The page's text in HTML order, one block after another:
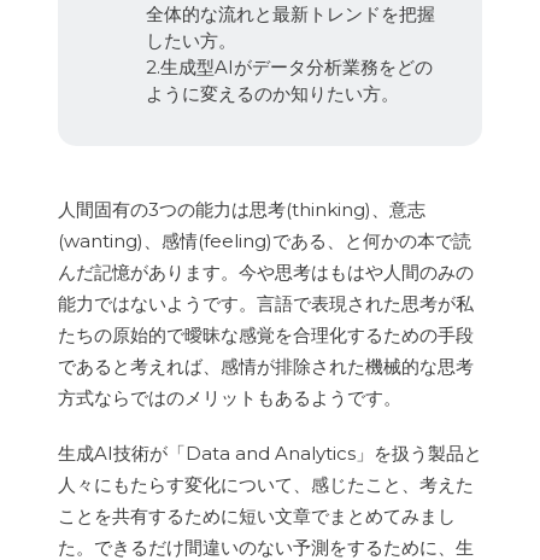
全体的な流れと最新トレンドを把握
したい方。
2.生成型AIがデータ分析業務をどの
ように変えるのか知りたい方。
人間固有の3つの能力は思考(thinking)、意志
(wanting)、感情(feeling)である、と何かの本で読
んだ記憶があります。今や思考はもはや人間のみの
能力ではないようです。言語で表現された思考が私
たちの原始的で曖昧な感覚を合理化するための手段
であると考えれば、感情が排除された機械的な思考
方式ならではのメリットもあるようです。
生成AI技術が「Data and Analytics」を扱う製品と
人々にもたらす変化について、感じたこと、考えた
ことを共有するために短い文章でまとめてみまし
た。できるだけ間違いのない予測をするために、生